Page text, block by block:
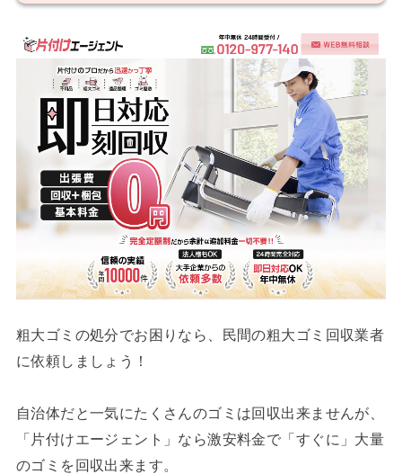
粗大ゴミの処分でお困りなら、民間の粗大ゴミ回収業者
に依頼しましょう！
自治体だと一気にたくさんのゴミは回収出来ませんが、
「片付けエージェント」なら激安料金で「すぐに」大量
のゴミを回収出来ます。